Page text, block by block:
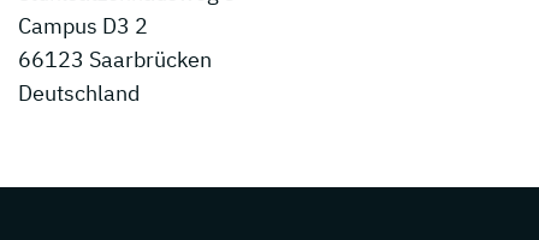
Campus D3 2
66123 Saarbrücken
Deutschland